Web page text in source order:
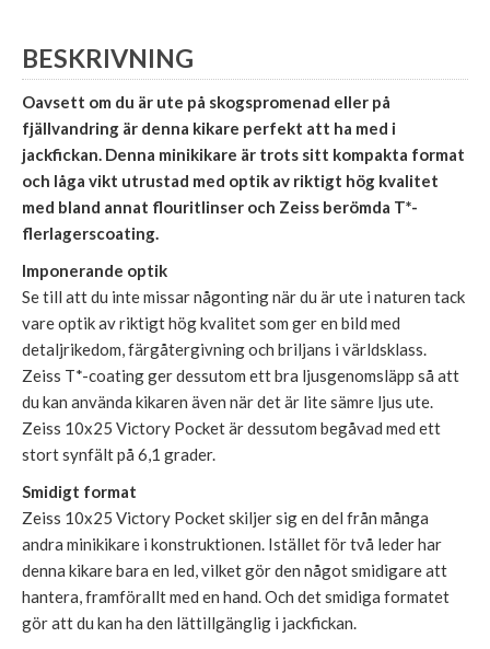
BESKRIVNING
Oavsett om du är ute på skogspromenad eller på
fjällvandring är denna kikare perfekt att ha med i
jackfickan. Denna minikikare är trots sitt kompakta format
och låga vikt utrustad med optik av riktigt hög kvalitet
med bland annat flouritlinser och Zeiss berömda T*-
flerlagerscoating.
Imponerande optik
Se till att du inte missar någonting när du är ute i naturen tack
vare optik av riktigt hög kvalitet som ger en bild med
detaljrikedom, färgåtergivning och briljans i världsklass.
Zeiss T*-coating ger dessutom ett bra ljusgenomsläpp så att
du kan använda kikaren även när det är lite sämre ljus ute.
Zeiss 10x25 Victory Pocket är dessutom begåvad med ett
stort synfält på 6,1 grader.
Smidigt format
Zeiss 10x25 Victory Pocket skiljer sig en del från många
andra minikikare i konstruktionen. Istället för två leder har
denna kikare bara en led, vilket gör den något smidigare att
hantera, framförallt med en hand. Och det smidiga formatet
gör att du kan ha den lättillgänglig i jackfickan.